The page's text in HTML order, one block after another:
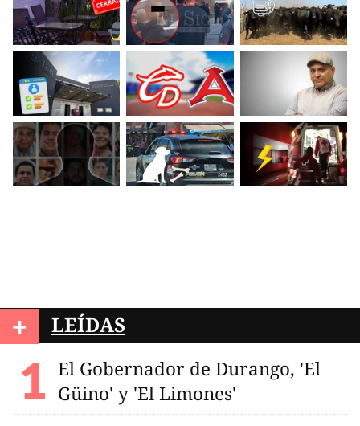
+ LEÍDAS
El Gobernador de Durango, 'El
Güino' y 'El Limones'